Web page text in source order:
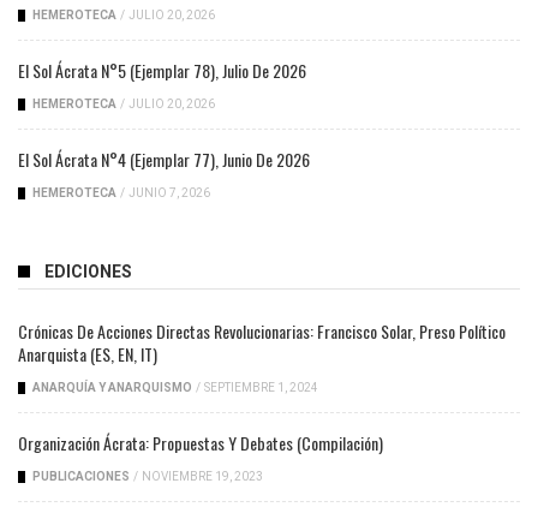
HEMEROTECA / JULIO 20, 2026
El Sol Ácrata N°5 (ejemplar 78), Julio De 2026
HEMEROTECA / JULIO 20, 2026
El Sol Ácrata N°4 (ejemplar 77), Junio De 2026
HEMEROTECA / JUNIO 7, 2026
EDICIONES
Crónicas De Acciones Directas Revolucionarias: Francisco Solar, Preso Político
Anarquista (ES, EN, IT)
ANARQUÍA Y ANARQUISMO / SEPTIEMBRE 1, 2024
Organización Ácrata: Propuestas Y Debates (compilación)
PUBLICACIONES / NOVIEMBRE 19, 2023